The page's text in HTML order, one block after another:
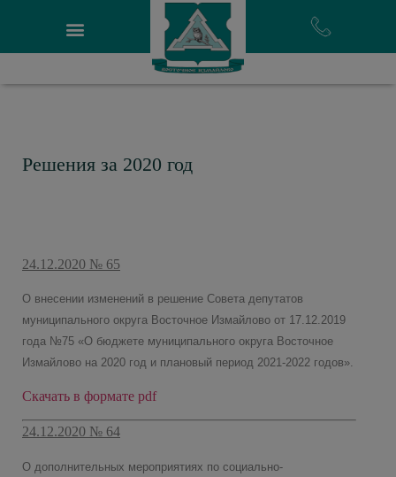
Решения за 2020 год
24.12.2020 № 65
О внесении изменений в решение Совета депутатов
муниципального округа Восточное Измайлово от 17.12.2019
года №75 «О бюджете муниципального округа Восточное
Измайлово на 2020 год и плановый период 2021-2022 годов».
Скачать в формате pdf
24.12.2020 № 64
О дополнительных мероприятиях по социально-